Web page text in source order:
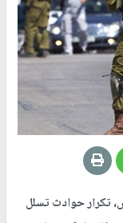
تكرار حوادث تسلل